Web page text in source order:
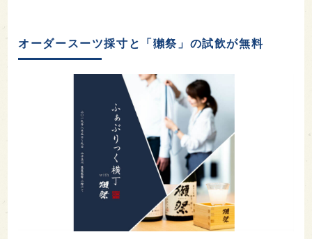
オーダースーツ採寸と「獺祭」の試飲が無料